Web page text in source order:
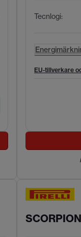
Tecnlogi:
EU-tillverkare